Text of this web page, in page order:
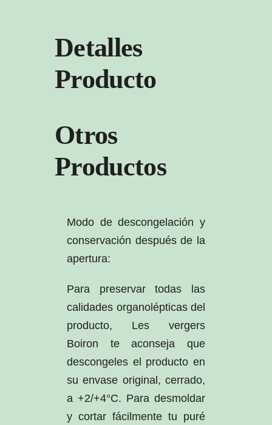
Detalles
Producto
Otros
Productos
Modo de descongelación y
conservación después de la
apertura:
Para preservar todas las
calidades organolépticas del
producto, Les vergers
Boiron te aconseja que
descongeles el producto en
su envase original, cerrado,
a +2/+4°C. Para desmoldar
y cortar fácilmente tu puré